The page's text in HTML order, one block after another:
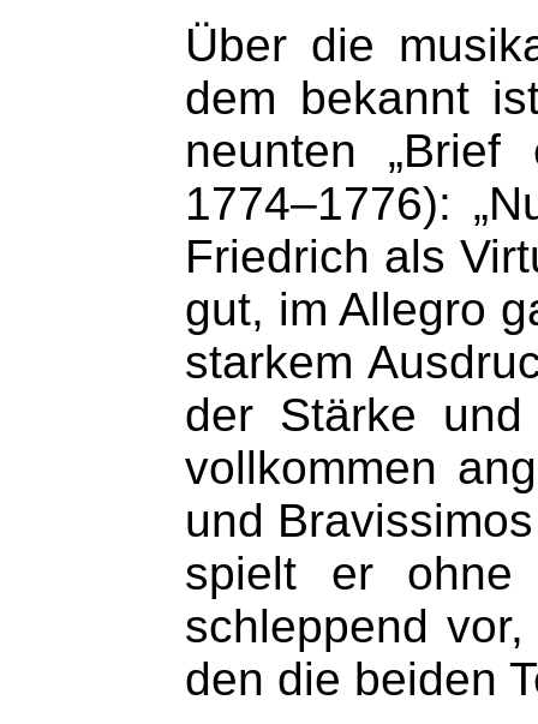
Über die
dem bekannt
neunten „Brief
1774–1776):
Friedrich als
gut, im Allegro
starkem
der Stärke
vollkommen
und
spielt er ohne
schleppend
den die beiden